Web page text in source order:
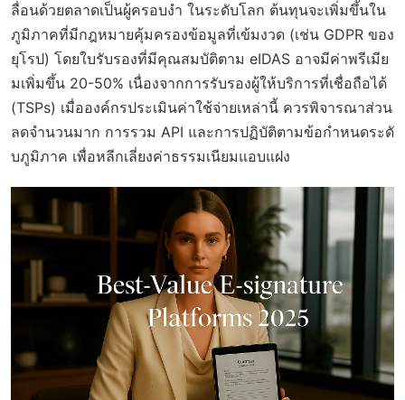
ลื่อนด้วยตลาดเป็นผู้ครอบงำ ในระดับโลก ต้นทุนจะเพิ่มขึ้นใน
ภูมิภาคที่มีกฎหมายคุ้มครองข้อมูลที่เข้มงวด (เช่น GDPR ของ
ยุโรป) โดยใบรับรองที่มีคุณสมบัติตาม eIDAS อาจมีค่าพรีเมีย
มเพิ่มขึ้น 20-50% เนื่องจากการรับรองผู้ให้บริการที่เชื่อถือได้
(TSPs) เมื่อองค์กรประเมินค่าใช้จ่ายเหล่านี้ ควรพิจารณาส่วน
ลดจำนวนมาก การรวม API และการปฏิบัติตามข้อกำหนดระดั
บภูมิภาค เพื่อหลีกเลี่ยงค่าธรรมเนียมแอบแฝง